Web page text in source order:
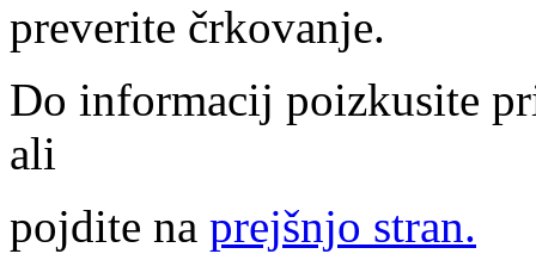
preverite črkovanje.
Do informacij poizkusite
ali
pojdite na prejšnjo stran.